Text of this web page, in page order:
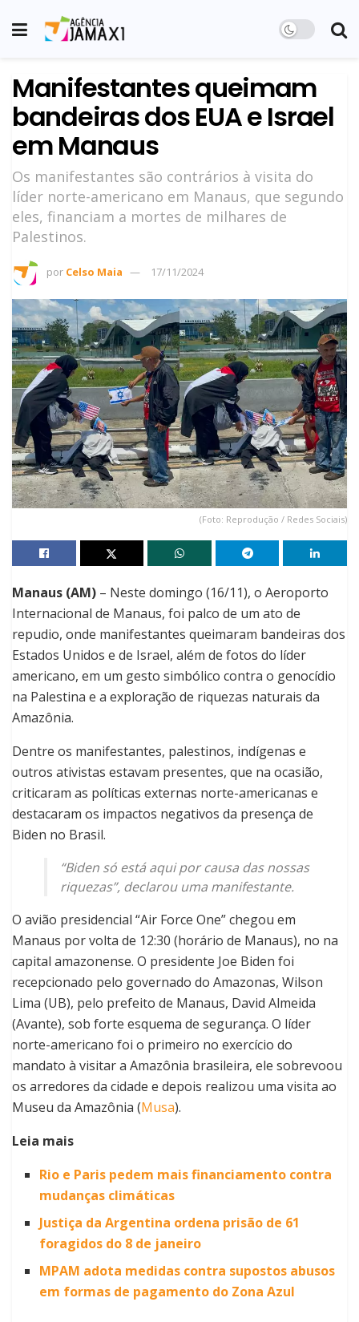
Manifestantes queimam
bandeiras dos EUA e Israel
em Manaus
Os manifestantes são contrários à visita do
líder norte-americano em Manaus, que segundo
eles, financiam a mortes de milhares de
Palestinos.
por Celso Maia 17/11/2024
(Foto: Reprodução / Redes Sociais)
Manaus (AM) – Neste domingo (16/11), o Aeroporto
Internacional de Manaus, foi palco de um ato de
repudio, onde manifestantes queimaram bandeiras dos
Estados Unidos e de Israel, além de fotos do líder
americano, em um gesto simbólico contra o genocídio
na Palestina e a exploração de riquezas naturais da
Amazônia.
Dentre os manifestantes, palestinos, indígenas e
outros ativistas estavam presentes, que na ocasião,
criticaram as políticas externas norte-americanas e
destacaram os impactos negativos da presença de
Biden no Brasil.
“Biden só está aqui por causa das nossas
riquezas”, declarou uma manifestante.
O avião presidencial “Air Force One” chegou em
Manaus por volta de 12:30 (horário de Manaus), no na
capital amazonense. O presidente Joe Biden foi
recepcionado pelo governado do Amazonas, Wilson
Lima (UB), pelo prefeito de Manaus, David Almeida
(Avante), sob forte esquema de segurança. O líder
norte-americano foi o primeiro no exercício do
mandato à visitar a Amazônia brasileira, ele sobrevoou
os arredores da cidade e depois realizou uma visita ao
Museu da Amazônia (Musa).
Leia mais
Rio e Paris pedem mais financiamento contra
mudanças climáticas
Justiça da Argentina ordena prisão de 61
foragidos do 8 de janeiro
MPAM adota medidas contra supostos abusos
em formas de pagamento do Zona Azul